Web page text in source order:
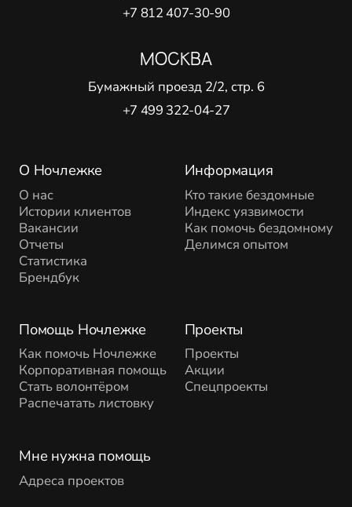
О Ночлежке
О нас
Истории клиентов
Вакансии
Отчеты
Статистика
Брендбук
Помощь Ночлежке
Как помочь Ночлежке
Корпоративная помощь
Стать волонтёром
Распечатать листовку
Проекты
Проекты
Акции
Спецпроекты
Информация
Кто такие бездомные
Индекс уязвимости
Как помочь бездомному
Делимся опытом
Мне нужна помощь
Адреса проектов
+7 812 407-30-90
МОСКВА
Бумажный проезд 2/2, стр. 6
+7 499 322-04-27